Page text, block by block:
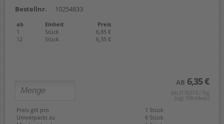
Bestellnr.
10254833
ab Einheit
Preis
1
Stück
6,85 €
12
Stück 6,35 €
AB 6,35 €
(ab 2116,67 € / 1kg
(zzgl. 19% Mwst.)
Preis gilt pro
1 Stück
Umverpackt zu
6 Stück